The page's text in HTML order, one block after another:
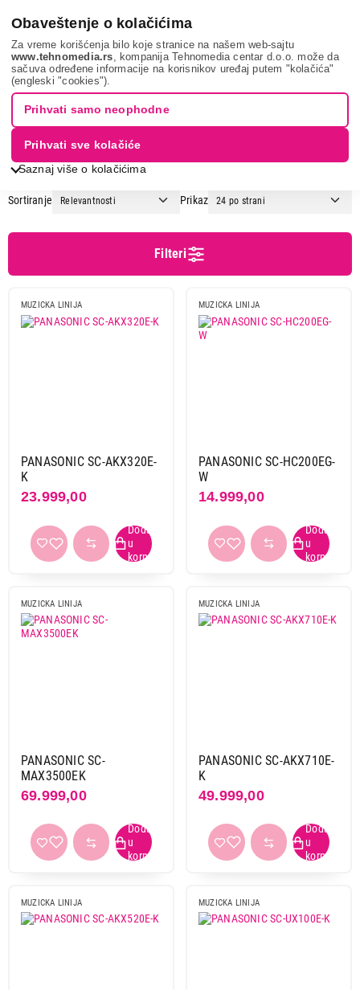
Obaveštenje o kolačićima
Za vreme korišćenja bilo koje stranice na našem web-sajtu
www.tehnomedia.rs , kompanija Tehnomedia centar d.o.o. može da
sačuva određene informacije na korisnikov uređaj putem "kolačića"
(engleski "cookies").
Saznaj više o kolačićima
Prihvati samo neophodne
Prihvati sve kolačiće
Tv, audio, video i foto Av uređaji Muzičke linije
Panasonic
Bluetooth
Tip
crno siva
ostale boje
USB
da
25
Primeni filtere
MUZIČKE LINIJE
Sortiranje Prikaz
1 2
Filteri
MUZICKA LINIJA
PANASONIC SC-AKX320E-
K
23.999,00
MUZICKA LINIJA
PANASONIC SC-HC200EG-
W
14.999,00
MUZICKA LINIJA
PANASONIC SC-
MAX3500EK
69.999,00
MUZICKA LINIJA
PANASONIC SC-AKX710E-
K
49.999,00
MUZICKA LINIJA MUZICKA LINIJA